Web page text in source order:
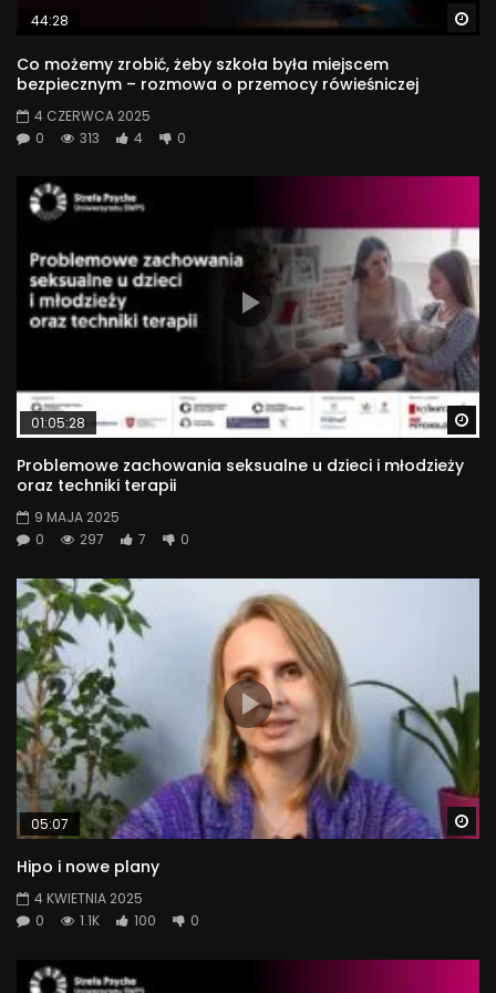
zaawansowanych, nowoczesnych technologiach. Więcej o
#strefakomfortu #rozwójosobisty #zmiana
22 533
44:28
Co możemy zrobić, żeby szkoła była miejscem
bezpiecznym – rozmowa o przemocy rówieśniczej
4 CZERWCA 2025
0
313 4 0
01:05:28
Problemowe zachowania seksualne u dzieci i młodzieży
oraz techniki terapii
9 MAJA 2025
0
297 7 0
05:07
Hipo i nowe plany
4 KWIETNIA 2025
0
1.1K 100 0